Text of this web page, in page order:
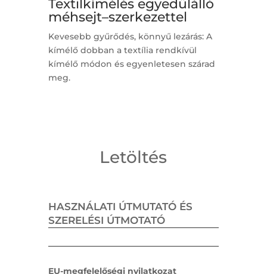
Textilkímélés egyedülálló
méhsejt–szerkezettel
Kevesebb gyűrődés, könnyű lezárás: A
kímélő dobban a textília rendkívül
kímélő módon és egyenletesen szárad
meg.
Letöltés
HASZNÁLATI ÚTMUTATÓ ÉS
SZERELÉSI ÚTMOTATÓ
EU-megfelelőségi nyilatkozat